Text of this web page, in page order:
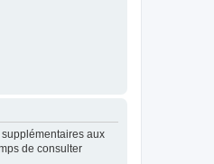
aux
de consulter